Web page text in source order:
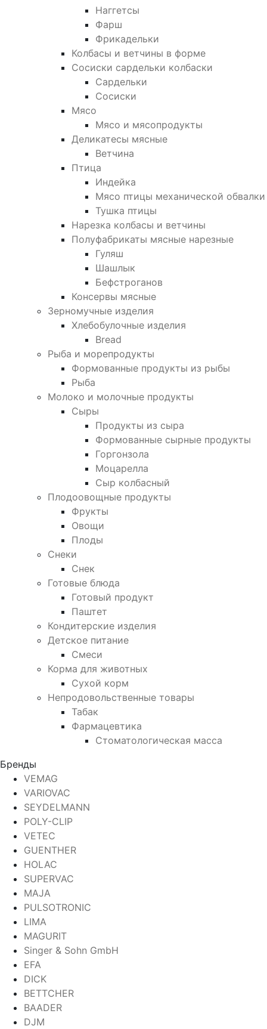
Наггетсы
Фарш
Фрикадельки
Колбасы и ветчины в форме
Сосиски сардельки колбаски
Сардельки
Сосиски
Мясо
Мясо и мясопродукты
Деликатесы мясные
Ветчина
Птица
Индейка
Мясо птицы механической обвалки
Тушка птицы
Нарезка колбасы и ветчины
Полуфабрикаты мясные нарезные
Гуляш
Шашлык
Бефстроганов
Консервы мясные
Зерномучные изделия
Хлебобулочные изделия
Bread
Рыба и морепродукты
Формованные продукты из рыбы
Рыба
Молоко и молочные продукты
Сыры
Продукты из сыра
Формованные сырные продукты
Горгонзола
Моцарелла
Сыр колбасный
Плодоовощные продукты
Фрукты
Овощи
Плоды
Снеки
Снек
Готовые блюда
Готовый продукт
Паштет
Кондитерские изделия
Детское питание
Смеси
Корма для животных
Сухой корм
Непродовольственные товары
Табак
Фармацевтика
Стоматологическая масса
Бренды
VEMAG
VARIOVAC
SEYDELMANN
POLY-CLIP
VETEC
GUENTHER
HOLAC
SUPERVAC
MAJA
PULSOTRONIC
LIMA
MAGURIT
Singer & Sohn GmbH
EFA
DICK
BETTCHER
BAADER
DJM